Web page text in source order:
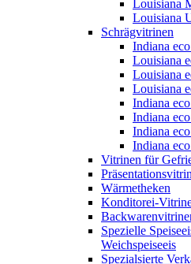
Louisiana
Louisiana
Schrägvitrinen
Indiana
Louisiana
Louisiana
Louisiana
Indiana
Indiana
Indiana
Indiana
Vitrinen für
Wärmetheken
Konditorei-
Spezielle
Weichspeiseeis
Spezialsierte